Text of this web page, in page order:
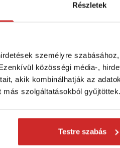
Részletek
személyre
közösségi média-,
akik kombinálhatják az
szolgáltatásokból gyűjtöttek.
Testre szabás
mm
10 mm
39 Ft
Méret (mm): 3
Nincs készleten